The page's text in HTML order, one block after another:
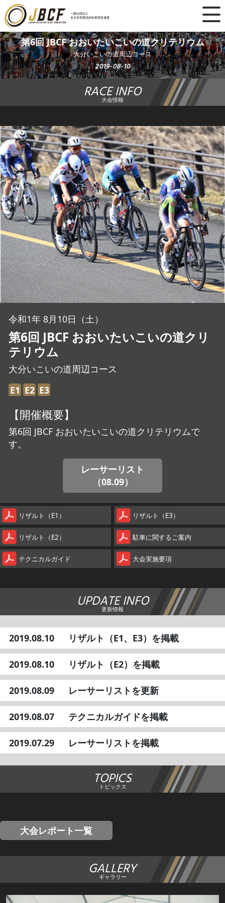
一般社団法人
全日本実業団自転車競技連盟
×
ニュース
レース日程
ランキング
チーム・選手
競技ガイド
加盟・登録
エントリー
JBCF ROAD SERIESとは
第6回 JBCF おおいたいこいの道クリテリウム
大分いこいの道周辺コース
2019-08-10
RACE INFO
大会情報
令和1年 8月10日（土）
第6回 JBCF おおいたいこいの道クリ
テリウム
大分いこいの道周辺コース
E1 E2 E3
【開催概要】
第6回 JBCF おおいたいこいの道クリテリウムで
す。
レーサーリスト
（08.09）
リザルト（E1） リザルト（E3）
リザルト（E2） 駐車に関するご案内
テクニカルガイド 大会実施要項
UPDATE INFO
更新情報
2019.08.10 リザルト（E1、E3）を掲載
2019.08.10 リザルト（E2）を掲載
2019.08.09 レーサーリストを更新
2019.08.07 テクニカルガイドを掲載
2019.07.29 レーサーリストを掲載
TOPICS
トピックス
大会レポート一覧
GALLERY
ギャラリー